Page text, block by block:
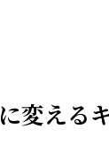
変える